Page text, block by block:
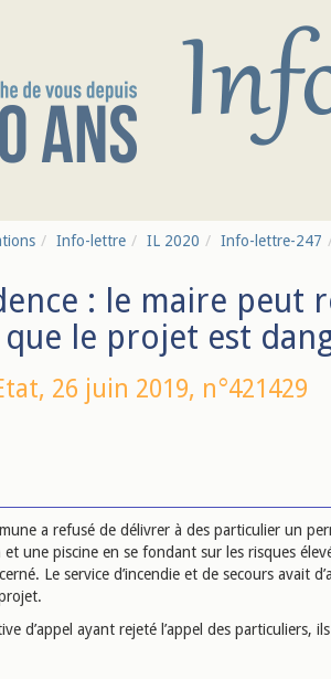
Info-lettre IL 2020 Info-lettre-247
: le maire peut
le projet est
26 juin 2019, n°421429
a refusé de délivrer à des particulier un
et une piscine en se fondant sur les risques
Le service d’incendie et de secours avait
d’appel ayant rejeté l’appel des particuliers,